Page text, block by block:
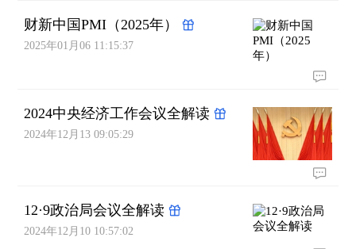
财新中国PMI（2025年）
2025年01月06 11:15:37
2024中央经济工作会议全解读
2024年12月13 09:05:29
12·9政治局会议全解读
2024年12月10 10:57:02